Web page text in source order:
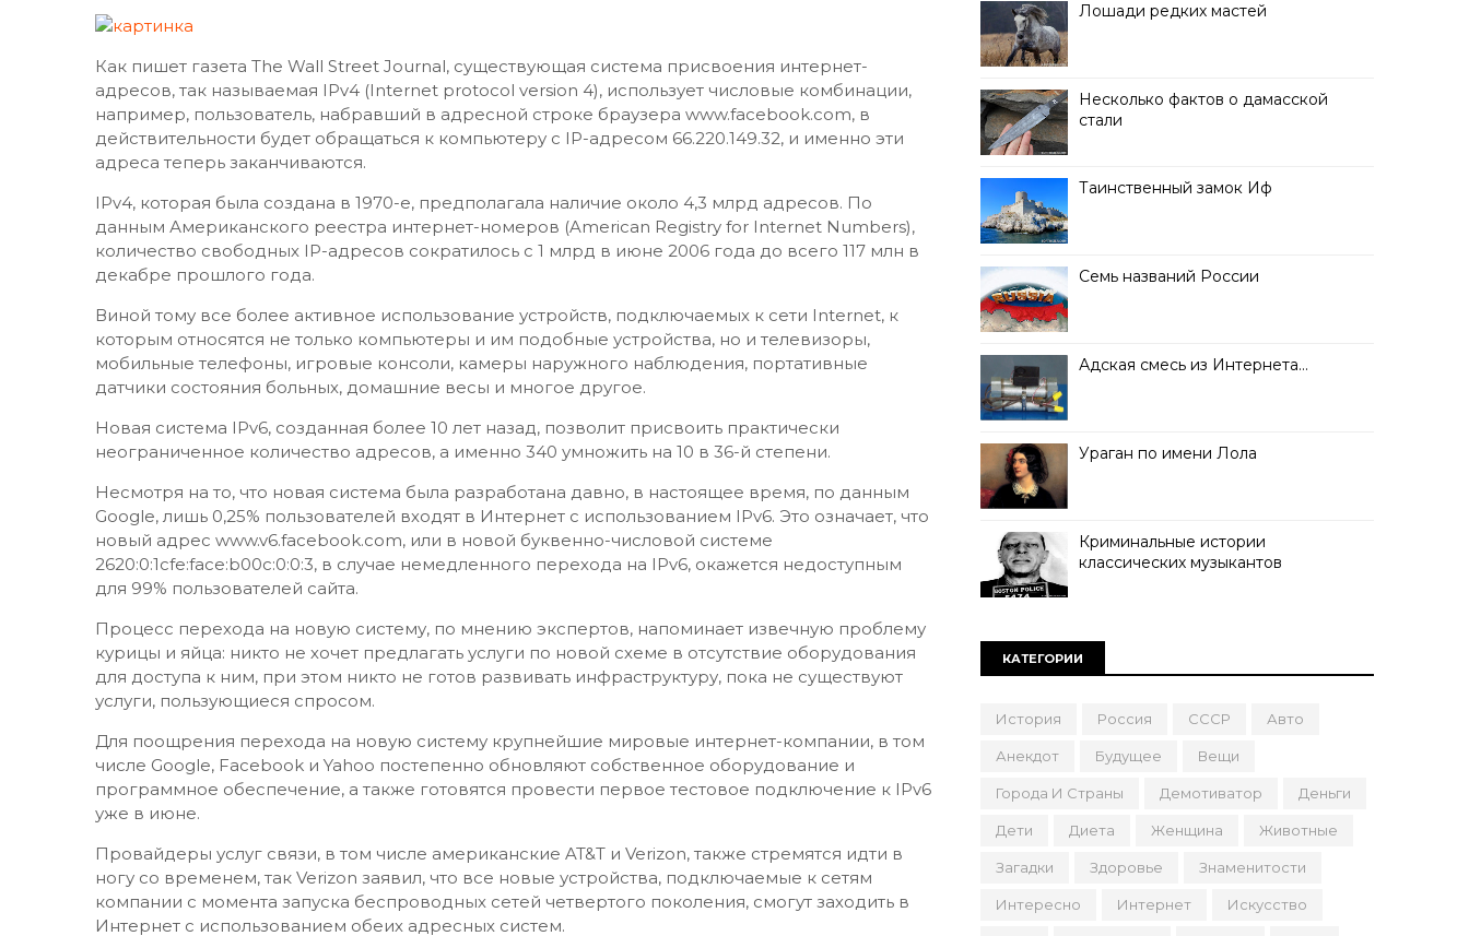
Как пишет газета The Wall Street Journal, существующая система присвоения интернет-
адресов, так называемая IPv4 (Internet protocol version 4), использует числовые комбинации,
например, пользователь, набравший в адресной строке браузера www.facebook.com, в
действительности будет обращаться к компьютеру с IP-адресом 66.220.149.32, и именно эти
адреса теперь заканчиваются.
IPv4, которая была создана в 1970-е, предполагала наличие около 4,3 млрд адресов. По
данным Американского реестра интернет-номеров (American Registry for Internet Numbers),
количество свободных IP-адресов сократилось с 1 млрд в июне 2006 года до всего 117 млн в
декабре прошлого года.
Виной тому все более активное использование устройств, подключаемых к сети Internet, к
которым относятся не только компьютеры и им подобные устройства, но и телевизоры,
мобильные телефоны, игровые консоли, камеры наружного наблюдения, портативные
датчики состояния больных, домашние весы и многое другое.
Новая система IPv6, созданная более 10 лет назад, позволит присвоить практически
неограниченное количество адресов, а именно 340 умножить на 10 в 36-й степени.
Несмотря на то, что новая система была разработана давно, в настоящее время, по данным
Google, лишь 0,25% пользователей входят в Интернет с использованием IPv6. Это означает, что
новый адрес www.v6.facebook.com, или в новой буквенно-числовой системе
2620:0:1cfe:face:b00c:0:0:3, в случае немедленного перехода на IPv6, окажется недоступным
для 99% пользователей сайта.
Процесс перехода на новую систему, по мнению экспертов, напоминает извечную проблему
курицы и яйца: никто не хочет предлагать услуги по новой схеме в отсутствие оборудования
для доступа к ним, при этом никто не готов развивать инфраструктуру, пока не существуют
услуги, пользующиеся спросом.
Для поощрения перехода на новую систему крупнейшие мировые интернет-компании, в том
числе Google, Facebook и Yahoo постепенно обновляют собственное оборудование и
программное обеспечение, а также готовятся провести первое тестовое подключение к IPv6
уже в июне.
Провайдеры услуг связи, в том числе американские AT&T и Verizon, также стремятся идти в
ногу со временем, так Verizon заявил, что все новые устройства, подключаемые к сетям
компании с момента запуска беспроводных сетей четвертого поколения, смогут заходить в
Интернет с использованием обеих адресных систем.
Лошади редких мастей
Несколько фактов о дамасской
стали
Таинственный замок Иф
Семь названий России
Адская смесь из Интернета…
Ураган по имени Лола
Криминальные истории
классических музыкантов
КАТЕГОРИИ
История Россия СССР Авто
Анекдот Будущее Вещи
Города И Страны Демотиватор Деньги
Дети Диета Женщина Животные
Загадки Здоровье Знаменитости
Интересно Интернет Искусство